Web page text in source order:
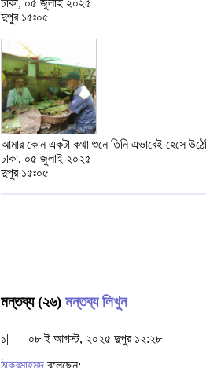
ঢাকা, ০৫ জুলাই ২০২৫
দুপুর ১৫ঃ০৫
আমার কোন একটা কথা শুনে তিনি এভাবেই হেসে
ঢাকা, ০৫ জুলাই ২০২৫
দুপুর ১৫ঃ০৫
মন্তব্য (২৬) মন্তব্য লিখুন
১| ০৮ ই আগস্ট, ২০২৫ দুপুর ১২:২৮
ঠাকুরমাহমুদ বলেছেন: